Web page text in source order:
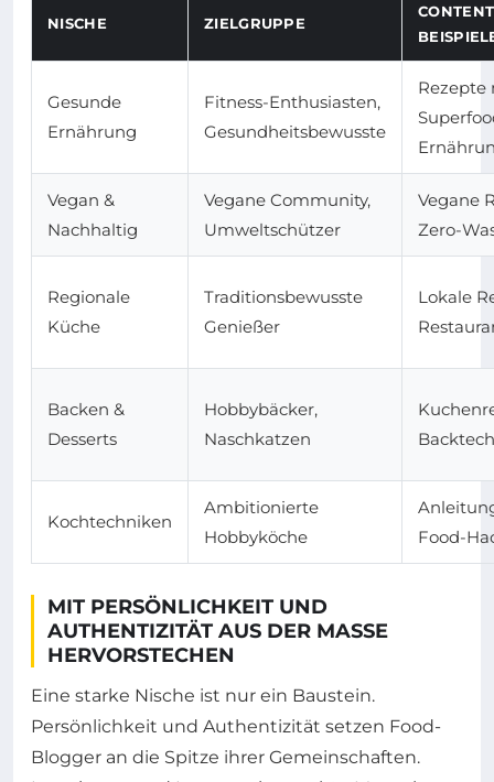
NISCHE ZIELGRUPPE
Gesunde
Ernährung
Fitness-Enthusiasten,
Gesundheitsbewusste
Rezepte
Vegan &
Nachhaltig
Vegane Community,
Umweltschützer
Vegane
Zero-
Regionale
Küche
Traditionsbewusste
Genießer
Lokale
Backen &
Desserts
Hobbybäcker,
Naschkatzen
Kochtechniken
Ambitionierte
Hobbyköche
Food-
MIT PERSÖNLICHKEIT UND
AUTHENTIZITÄT AUS DER MASSE
HERVORSTECHEN
Eine starke Nische ist nur ein Baustein.
Persönlichkeit und Authentizität setzen Food-
Blogger an die Spitze ihrer Gemeinschaften.